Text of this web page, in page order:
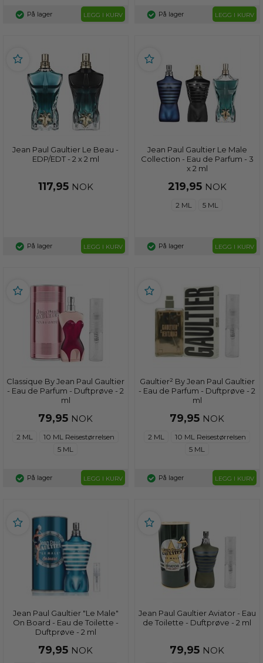
På lager LEGG I KURV På lager LEGG I KURV
Jean Paul Gaultier Le Beau -
EDP/EDT - 2 x 2 ml
117,95 NOK
På lager LEGG I KURV
Jean Paul Gaultier Le Male
Collection - Eau de Parfum - 3
x 2 ml
219,95 NOK
2 ML 5 ML
På lager LEGG I KURV
Classique By Jean Paul Gaultier
- Eau de Parfum - Duftprøve - 2
ml
79,95 NOK
2 ML
10 ML Reisestørrelsen
5 ML
På lager LEGG I KURV
Gaultier² By Jean Paul Gaultier
- Eau de Parfum - Duftprøve - 2
ml
79,95 NOK
2 ML
10 ML Reisestørrelsen
5 ML
På lager LEGG I KURV
Jean Paul Gaultier "Le Male"
On Board - Eau de Toilette -
Duftprøve - 2 ml
79,95 NOK
Jean Paul Gaultier Aviator - Eau
de Toilette - Duftprøve - 2 ml
79,95 NOK